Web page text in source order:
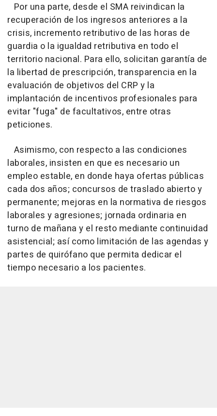
Por una parte, desde el SMA reivindican la
recuperación de los ingresos anteriores a la
crisis, incremento retributivo de las horas de
guardia o la igualdad retributiva en todo el
territorio nacional. Para ello, solicitan garantía de
la libertad de prescripción, transparencia en la
evaluación de objetivos del CRP y la
implantación de incentivos profesionales para
evitar "fuga" de facultativos, entre otras
peticiones.
Asimismo, con respecto a las condiciones
laborales, insisten en que es necesario un
empleo estable, en donde haya ofertas públicas
cada dos años; concursos de traslado abierto y
permanente; mejoras en la normativa de riesgos
laborales y agresiones; jornada ordinaria en
turno de mañana y el resto mediante continuidad
asistencial; así como limitación de las agendas y
partes de quirófano que permita dedicar el
tiempo necesario a los pacientes.